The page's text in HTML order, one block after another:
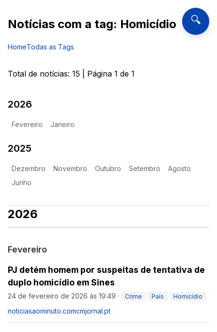
🔍
Notícias com a tag: Homicídio
HomeTodas as Tags
Total de notícias: 15 | Página 1 de 1
2026
Fevereiro Janeiro
2025
Dezembro Novembro Outubro Setembro
Agosto
Junho
2026
Fevereiro
PJ detém homem por suspeitas de tentativa de
duplo homicídio em Sines
24 de fevereiro de 2026 às 19:49 · Crime País Homicídio
noticiasaominuto.comcmjornal.pt